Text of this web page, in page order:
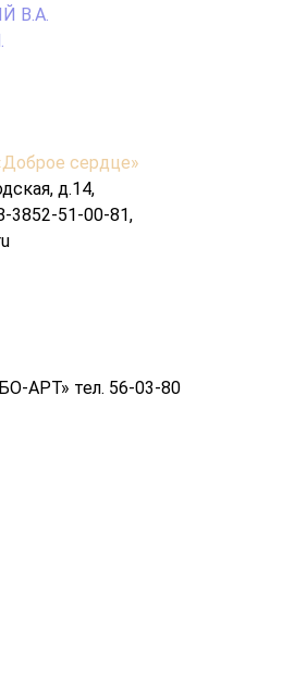
В.А.
сердце»
д.14,
3852-51-00-81,
АРТ» тел. 56-03-80